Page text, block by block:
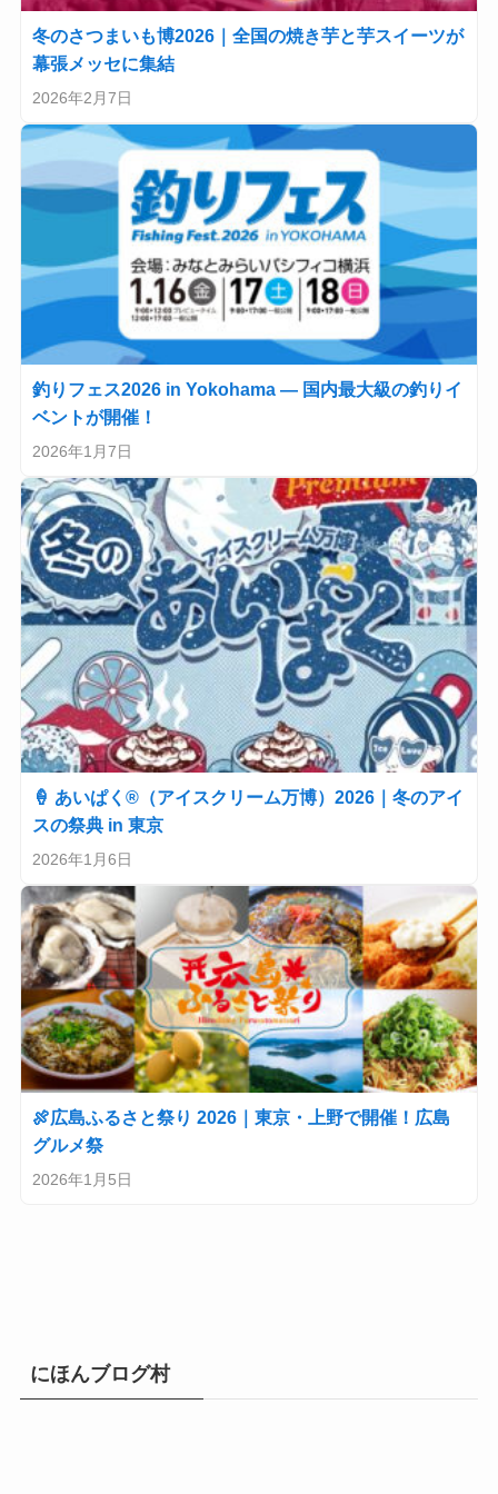
冬のさつまいも博2026｜全国の焼き芋と芋スイーツが
幕張メッセに集結
2026年2月7日
釣りフェス2026 in Yokohama — 国内最大級の釣りイ
ベントが開催！
2026年1月7日
🍦 あいぱく®（アイスクリーム万博）2026｜冬のアイ
スの祭典 in 東京
2026年1月6日
🍖広島ふるさと祭り 2026｜東京・上野で開催！広島
グルメ祭
2026年1月5日
にほんブログ村